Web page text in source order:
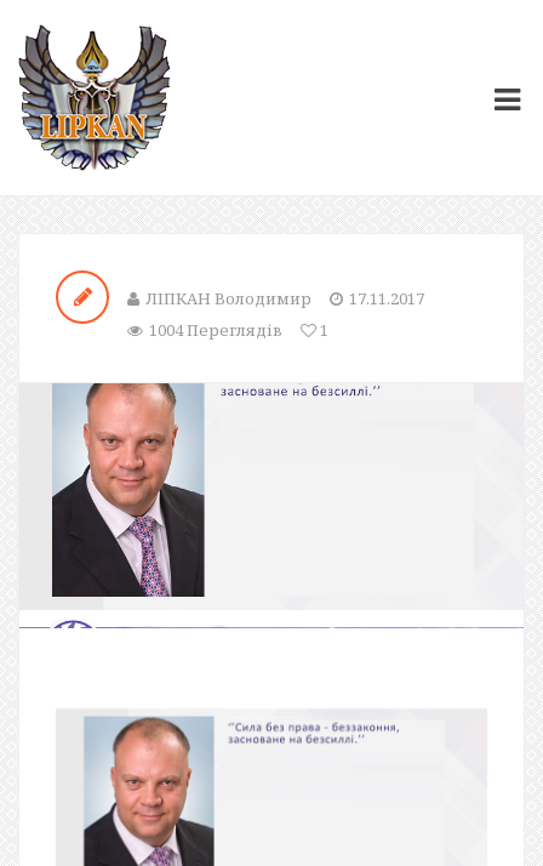
ЛІПКАН Володимир
17.11.2017
1004 Переглядів
1